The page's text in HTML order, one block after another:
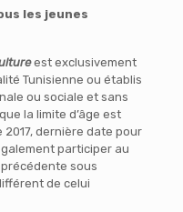
les jeunes
est exclusivement
Tunisienne ou établis
ou sociale et sans
la limite d’âge est
dernière date pour
participer au
sous
de celui